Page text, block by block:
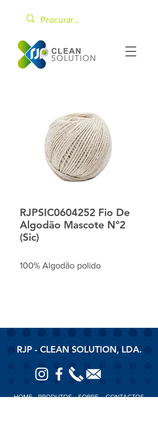
RJPSIC0604252 Fio De
Algodão Mascote Nº2
(Sic)
100% Algodão polido
RJP - CLEAN SOLUTION, LDA.
HOMEPRODUTOSSOBRE CONTACTOS